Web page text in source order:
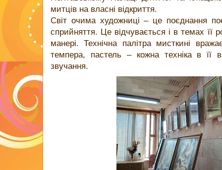
митців на власні відкриття.
Світ очима художниці – це поєднання
сприйняття. Це відчувається і в темах її
манері. Технічна палітра мисткині
темпера, пастель – кожна техніка в її
звучання.